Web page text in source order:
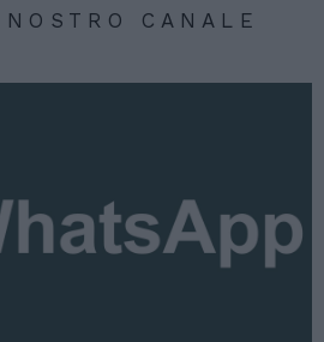
CANALE